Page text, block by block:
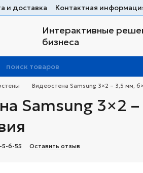
и доставка Контактная
Интерактивные
бизнеса
Видеостена Samsung 3×2 – 3,5 мм,
Samsung 3×2
5-6-55 Оставить отзыв